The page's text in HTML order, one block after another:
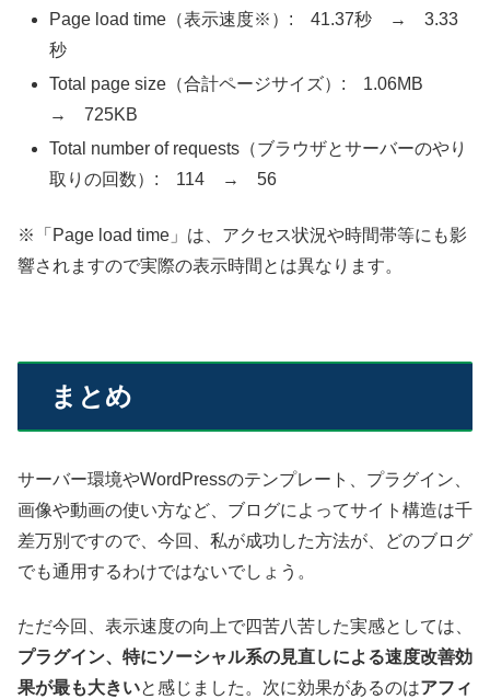
Page load time（表示速度※）: 41.37秒 → 3.33
秒
Total page size（合計ページサイズ）: 1.06MB
→ 725KB
Total number of requests（ブラウザとサーバーのやり
取りの回数）: 114 → 56
※「Page load time」は、アクセス状況や時間帯等にも影
響されますので実際の表示時間とは異なります。
まとめ
サーバー環境やWordPressのテンプレート、プラグイン、
画像や動画の使い方など、ブログによってサイト構造は千
差万別ですので、今回、私が成功した方法が、どのブログ
でも通用するわけではないでしょう。
ただ今回、表示速度の向上で四苦八苦した実感としては、
プラグイン、特にソーシャル系の見直しによる速度改善効
果が最も大きいと感じました。次に効果があるのはアフィ